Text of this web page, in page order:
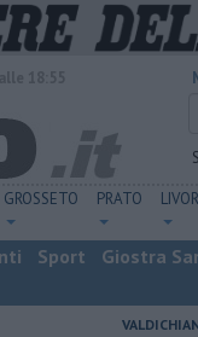
GROSSETO PRATO
Sport Giostra